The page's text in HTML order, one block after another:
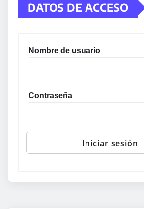
DATOS DE ACCESO
Nombre de usuario
Contraseña